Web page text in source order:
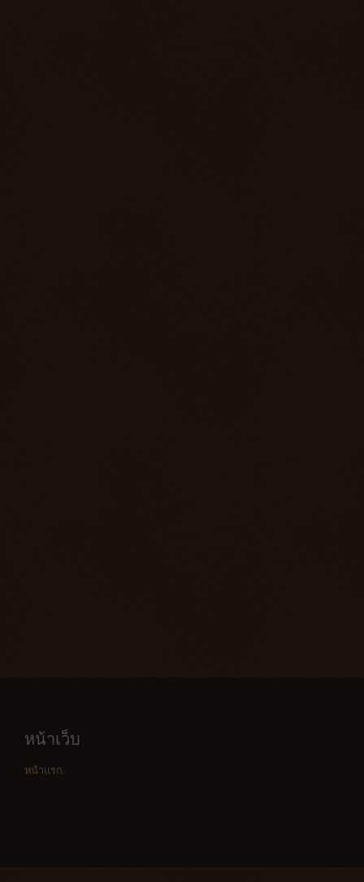
หน้าเว็บ
หน้าแรก